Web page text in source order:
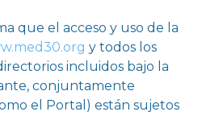
que el acceso y uso de la
y todos los
incluidos bajo la
conjuntamente
el Portal) están sujetos